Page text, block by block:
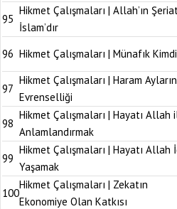
95
Hikmet Çalışmaları | Allah’ın
İslam’dır
96 Hikmet Çalışmaları | Münafık
97
Hikmet Çalışmaları | Haram Ayların
Evrenselliği
98
Hikmet Çalışmaları | Hayatı Allah
Anlamlandırmak
99
Hikmet Çalışmaları | Hayatı Allah
Yaşamak
100
Hikmet Çalışmaları | Zekatın
Ekonomiye Olan Katkısı